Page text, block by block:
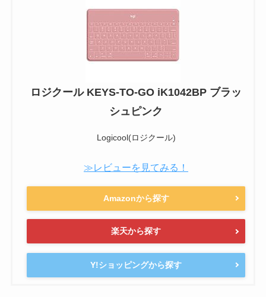
ロジクール KEYS-TO-GO iK1042BP ブラッ
シュピンク
Logicool(ロジクール)
≫レビューを見てみる！
Amazonから探す
楽天から探す
Y!ショッピングから探す